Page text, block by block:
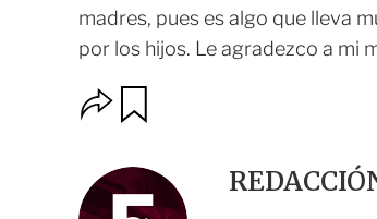
madres, pues es algo que lleva
por los hijos. Le agradezco a mi
O
p
o
n
d
a
r